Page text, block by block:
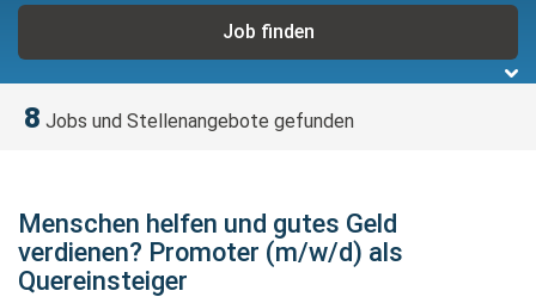
8 Jobs und Stellenangebote gefunden
Menschen helfen und gutes Geld
verdienen? Promoter (m/w/d) als
Quereinsteiger